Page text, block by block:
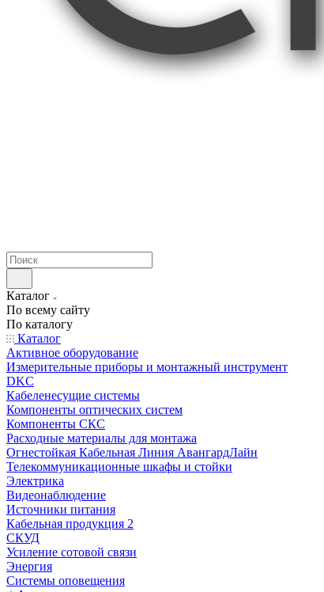
Каталог
По всему сайту
По каталогу
Каталог
Активное оборудование
Измерительные приборы и монтажный инструмент
DKC
Кабеленесущие системы
Компоненты оптических систем
Компоненты СКС
Расходные материалы для монтажа
Огнестойкая Кабельная Линия АвангардЛайн
Телекоммуникационные шкафы и стойки
Электрика
Видеонаблюдение
Источники питания
Кабельная продукция 2
СКУД
Усиление сотовой связи
Энергия
Системы оповещения